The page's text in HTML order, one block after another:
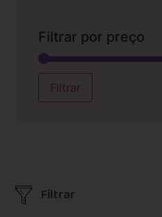
Filtrar por preço
Filtrar
Filtrar